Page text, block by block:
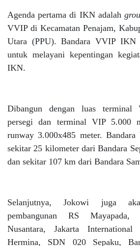
Agenda pertama di IKN adalah
VVIP di Kecamatan Penajam,
Utara (PPU). Bandara VVIP IKN
untuk melayani kepentingan
IKN.
Dibangun dengan luas terminal
persegi dan terminal VIP 5.000
runway 3.000x485 meter.
sekitar 25 kilometer dari Bandara
dan sekitar 107 km dari Bandara
Selanjutnya, Jokowi juga
pembangunan RS Mayapada,
Nusantara, Jakarta
Hermina, SDN 020 Sepaku,